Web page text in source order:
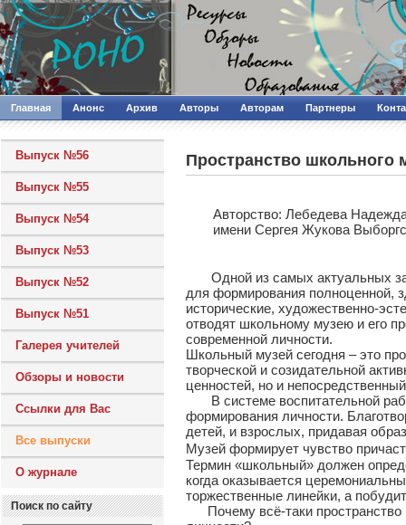
Главная Анонс Архив Авторы Авторам Партнеры
Выпуск №56
Выпуск №55
Выпуск №54
Выпуск №53
Выпуск №52
Выпуск №51
Галерея учителей
Обзоры и новости
Ссылки для Вас
Все выпуски
О журнале
Поиск по сайту
Пространство школьного
Авторcтво: Лебедева
имени Сергея Жукова
Одной из самых актуальных
для формирования полноценной,
исторические, художественно-
отводят школьному музею и его
современной личности.
Школьный музей сегодня – это
творческой и созидательной
ценностей, но и
В системе воспитательной
формирования личности.
детей, и взрослых, придавая
Музей формирует чувство
Термин «школьный» должен
когда оказывается
торжественные линейки, а
Почему всё-таки пространство